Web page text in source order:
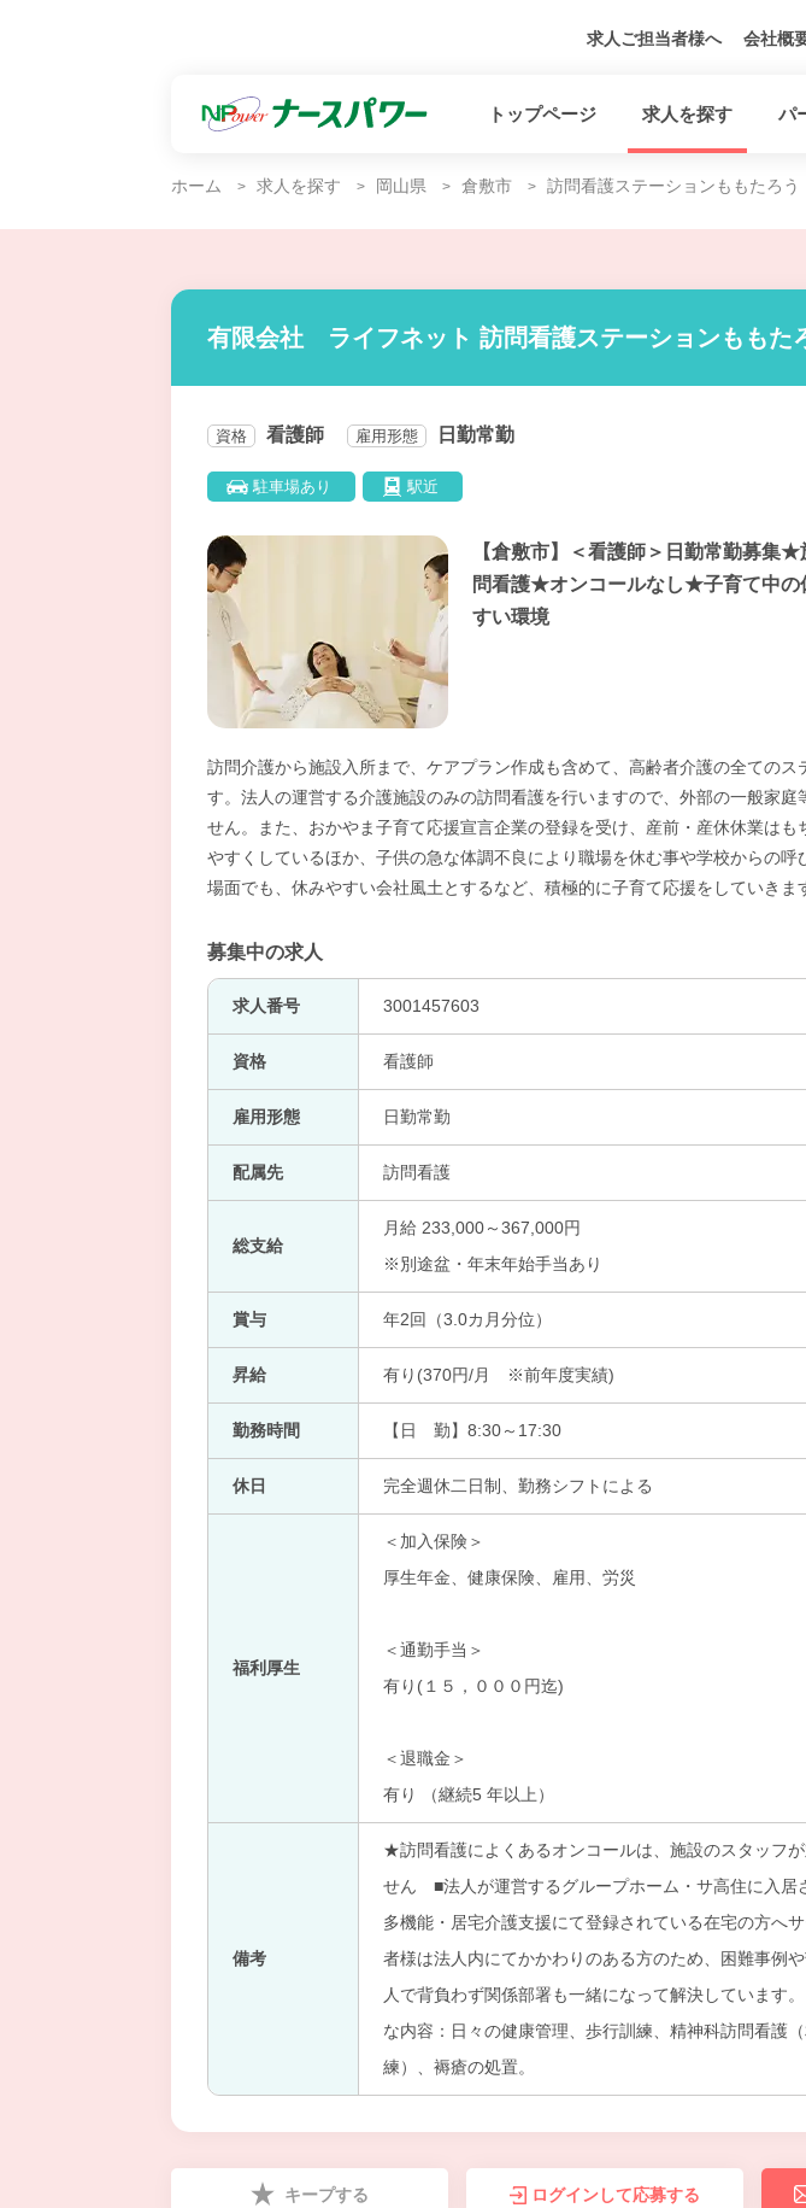
求人ご担当者様へ 会社概
トップページ 求人を探す パ
ホーム 求人を探す 岡山県 倉敷市 訪問看護ステーションももたろう
有限会社 ライフネット 訪問看護ステーションももた
資格 看護師 雇用形態 日勤常勤
駐車場あり 駅近
【倉敷市】＜看護師＞日勤常勤募集
問看護★オンコールなし★子育て中の
すい環境
訪問介護から施設入所まで、ケアプラン作成も含めて、高齢者介護の全てのス
す。法人の運営する介護施設のみの訪問看護を行いますので、外部の一般家庭
せん。また、おかやま子育て応援宣言企業の登録を受け、産前・産休休業はも
やすくしているほか、子供の急な体調不良により職場を休む事や学校からの呼
場面でも、休みやすい会社風土とするなど、積極的に子育て応援をしていきま
募集中の求人
求人番号 3001457603
資格 看護師
雇用形態 日勤常勤
配属先 訪問看護
総支給
月給 233,000～367,000円
※別途盆・年末年始手当あり
賞与 年2回（3.0カ月分位）
昇給 有り(370円/月 ※前年度実績)
勤務時間 【日 勤】8:30～17:30
休日 完全週休二日制、勤務シフトによる
福利厚生
＜加入保険＞
厚生年金、健康保険、雇用、労災
＜通勤手当＞
有り(１５，０００円迄)
＜退職金＞
有り （継続5 年以上）
備考
★訪問看護によくあるオンコールは、施設のスタッフ
せん ■法人が運営するグループホーム・サ高住に入居
多機能・居宅介護支援にて登録されている在宅の方へ
者様は法人内にてかかわりのある方のため、困難事例
人で背負わず関係部署も一緒になって解決しています
な内容：日々の健康管理、歩行訓練、精神科訪問看護
練）、褥瘡の処置。
キープする ログインして応募する